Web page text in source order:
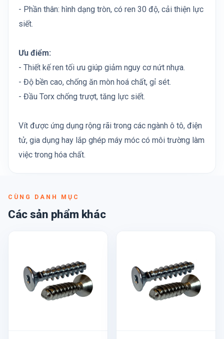
- Phần thân: hình dạng tròn, có ren 30 độ, cải thiện lực
siết.
Ưu điểm:
- Thiết kế ren tối ưu giúp giảm nguy cơ nứt nhựa.
- Độ bền cao, chống ăn mòn hoá chất, gỉ sét.
- Đầu Torx chống trượt, tăng lực siết.
Vít được ứng dụng rộng rãi trong các ngành ô tô, điện
tử, gia dụng hay lắp ghép máy móc có môi trường làm
việc trong hóa chất.
CÙNG DANH MỤC
Các sản phẩm khác